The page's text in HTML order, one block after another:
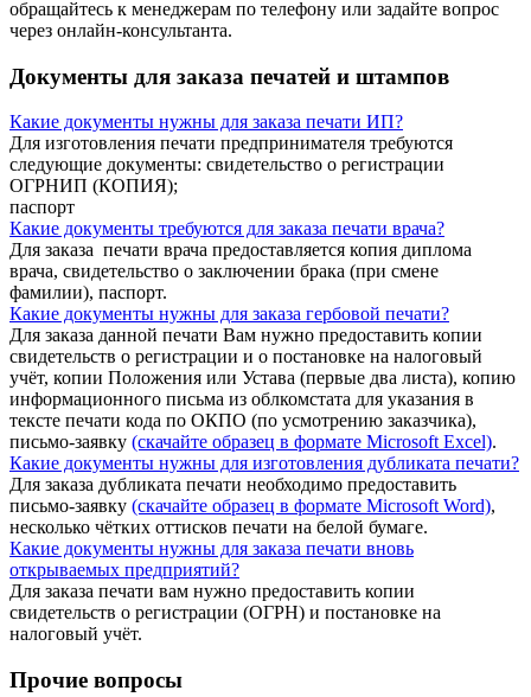
обращайтесь к менеджерам по телефону или задайте вопрос
через онлайн-консультанта.
Документы для заказа печатей и штампов
Какие документы нужны для заказа печати ИП?
Для изготовления печати предпринимателя требуются
следующие документы: свидетельство о регистрации
ОГРНИП (КОПИЯ);
паспорт
Какие документы требуются для заказа печати врача?
Для заказа печати врача предоставляется копия диплома
врача, свидетельство о заключении брака (при смене
фамилии), паспорт.
Какие документы нужны для заказа гербовой печати?
Для заказа данной печати Вам нужно предоставить копии
свидетельств о регистрации и о постановке на налоговый
учёт, копии Положения или Устава (первые два листа), копию
информационного письма из облкомстата для указания в
тексте печати кода по ОКПО (по усмотрению заказчика),
письмо-заявку (скачайте образец в формате Microsoft Excel).
Какие документы нужны для изготовления дубликата печати?
Для заказа дубликата печати необходимо предоставить
письмо-заявку (скачайте образец в формате Microsoft Word),
несколько чётких оттисков печати на белой бумаге.
Какие документы нужны для заказа печати вновь
открываемых предприятий?
Для заказа печати вам нужно предоставить копии
свидетельств о регистрации (ОГРН) и постановке на
налоговый учёт.
Прочие вопросы